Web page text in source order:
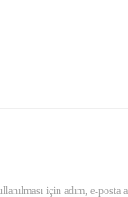
için adım, e-posta